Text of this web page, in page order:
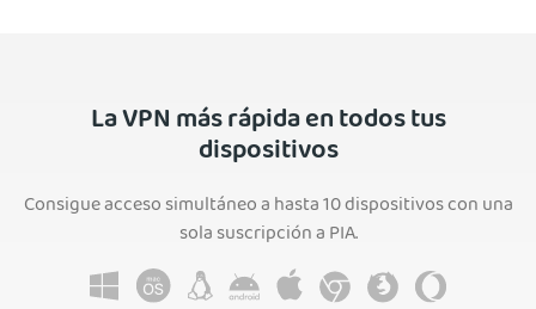
La VPN más rápida en todos tus
dispositivos
Consigue acceso simultáneo a hasta 10 dispositivos con una
sola suscripción a PIA.